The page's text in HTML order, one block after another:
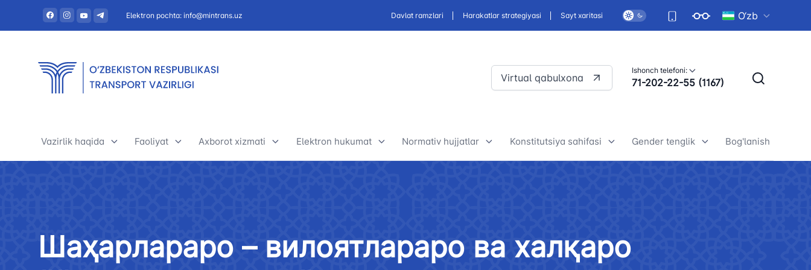
Elektron pochta: info@mintrans.uz Davlat ramzlari Harakatlar strategiyasi Sayt xaritasi O‘zb
Virtual qabulxona
Ishonch telefoni:
71-202-22-55 (1167)
Vazirlik haqida
Tashkiliy tuzilma
Faoliyat
Daryo transporti
Axborot xizmati
E’lonlar va tenderlar
Elektron hukumat
hamkorlik
Normativ hujjatlar
Normativ-huquqiy hujjatlar
loyihalari muhokamasi
Konstitutsiya sahifasi
O‘zbekiston Respublikasi
Konstitutsiyasining mazmun-
Gender tenglik Bog'lanish
Шаҳарлараро – вилоятлараро ва халқаро